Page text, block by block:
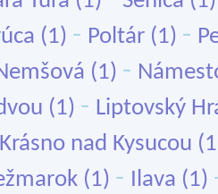
(1) - Poltár (1) -
(1) -
(1) - Liptovský
Krásno nad Kysucou
(1) - Ilava (1)